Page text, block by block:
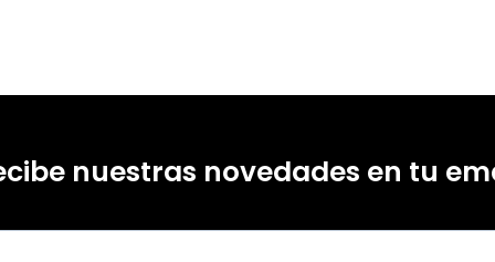
nuestras novedades en tu